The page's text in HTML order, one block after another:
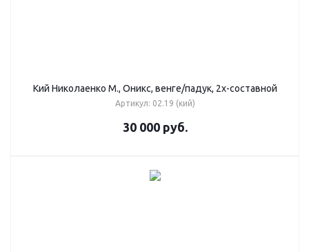
Кий Николаенко М., Оникс, венге/падук, 2х-составной
Артикул: 02.19 (кий)
30 000 руб.